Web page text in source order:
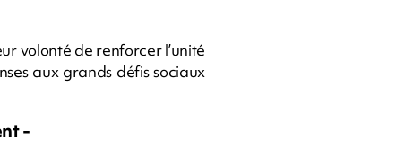
volonté de renforcer l’unité
aux grands défis sociaux
-